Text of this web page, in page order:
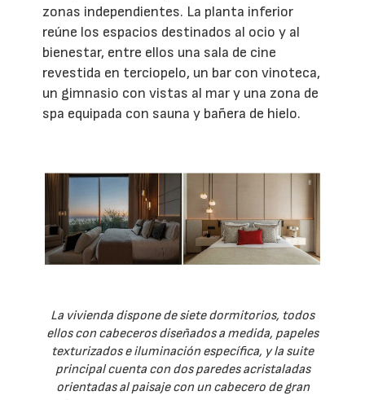
zonas independientes. La planta inferior
reúne los espacios destinados al ocio y al
bienestar, entre ellos una sala de cine
revestida en terciopelo, un bar con vinoteca,
un gimnasio con vistas al mar y una zona de
spa equipada con sauna y bañera de hielo.
La vivienda dispone de siete dormitorios, todos
ellos con cabeceros diseñados a medida, papeles
texturizados e iluminación específica, y la suite
principal cuenta con dos paredes acristaladas
orientadas al paisaje con un cabecero de gran